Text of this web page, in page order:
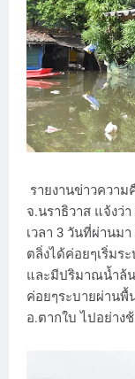
รายงานข่าวควา
จ.นราธิวาส แจ้งว่
เวลา 3 วันที่ผ่านม
ตลิ่งได้ค่อยๆเริ่มร
และมีปริมาณน้ำล้น
ค่อยๆระบายผ่านพื้
อ.ตากใบ ไปอย่าง